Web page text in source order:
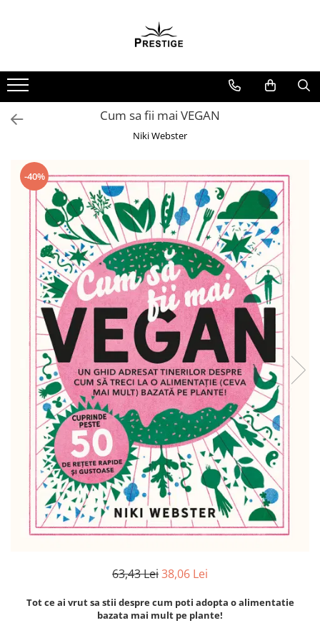
Noutati
Promotii
Pachete Speciale Carti
Arte Divinatorii
Astrologie
Chiromantie
Dezvoltare Spirituala
KidConnection
Minte Corp
New Illuminati Files
Numerologie
Paranormal
Parapsihologie
Ramtha
Audiobook
ReConnect
Religie
Crestinism
ScienceConnection
SelfConnect
Diete
Cum sa fii mai VEGAN
Niki Webster
-40%
63,43 Lei38,06 Lei
Tot ce ai vrut sa stii despre cum poti adopta o alimentatie
bazata mai mult pe plante!